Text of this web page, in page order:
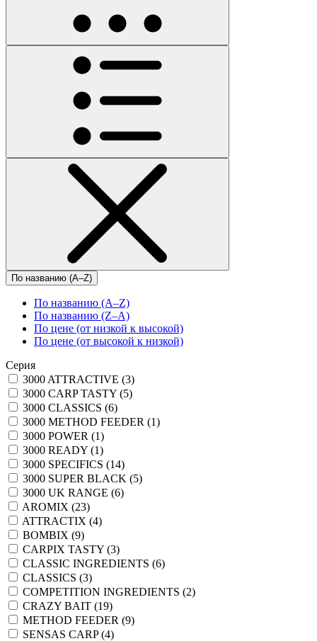
По названию (A–Z)
По названию (A–Z)
По названию (Z–A)
По цене (от низкой к высокой)
По цене (от высокой к низкой)
Серия
3000 ATTRACTIVE (3)
3000 CARP TASTY (5)
3000 CLASSICS (6)
3000 METHOD FEEDER (1)
3000 POWER (1)
3000 READY (1)
3000 SPECIFICS (14)
3000 SUPER BLACK (5)
3000 UK RANGE (6)
AROMIX (23)
ATTRACTIX (4)
BOMBIX (9)
CARPIX TASTY (3)
CLASSIC INGREDIENTS (6)
CLASSICS (3)
COMPETITION INGREDIENTS (2)
CRAZY BAIT (19)
METHOD FEEDER (9)
SENSAS CARP (4)